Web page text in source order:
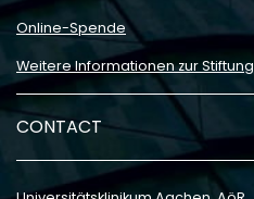
Online-Spende
Weitere Informationen zur Stiftung
CONTACT